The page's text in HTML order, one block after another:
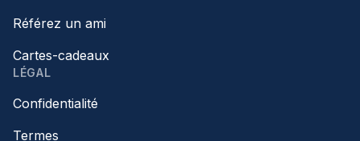
Référez un ami
Cartes-cadeaux
LÉGAL
Confidentialité
Termes